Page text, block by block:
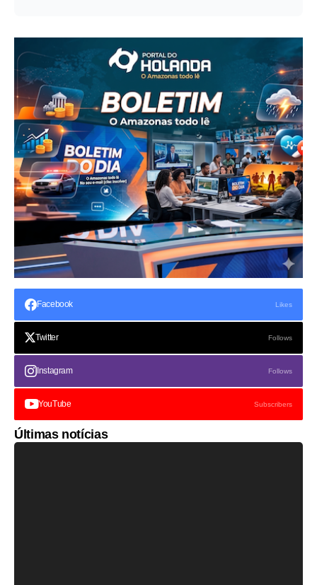
Facebook Likes
Twitter Follows
Instagram Follows
YouTube Subscribers
Últimas notícias